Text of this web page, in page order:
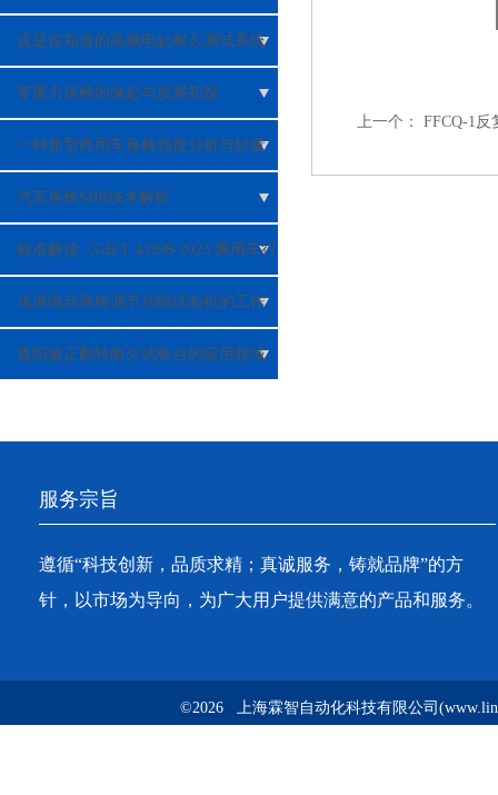
性能检测应用
这是你知道的高频电缸耐久测试系统
吗？
零重力座椅的缘起与发展初探
一种新型商用车座椅强度分析与轻量
化研究
汽车座椅SBR技术解析
标准解读《GB/T 43398-2023 乘用车行
李移动对乘员伤害的安全要求》
浅谈电动座椅调节功能试验机的工作
原理
遮阳板正翻转耐久试验台的应用领域
上一个： FFCQ-1反
服务宗旨
遵循“科技创新，品质求精；真诚服务，铸就品牌”的方
针，以市场为导向，为广大用户提供满意的产品和服务。
©2026 上海霖智自动化科技有限公司